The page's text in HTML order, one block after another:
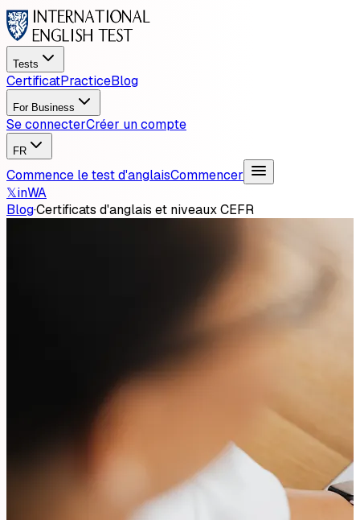
Tests
CertificatPracticeBlog
For Business
Se connecterCréer un compte
FR
Commence le test d'anglaisCommencer
𝕏inWA
Blog·Certificats d'anglais et niveaux CEFR